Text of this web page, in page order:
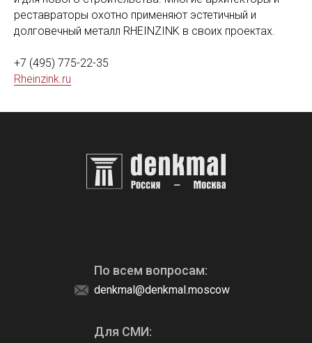
реставраторы охотно применяют эстетичный и
долговечный металл RHEINZINK в своих проектах.
+7 (495) 775-22-35
Rheinzink.ru
Для СМИ:
denkmal@denkmal.moscow
По всем вопросам: